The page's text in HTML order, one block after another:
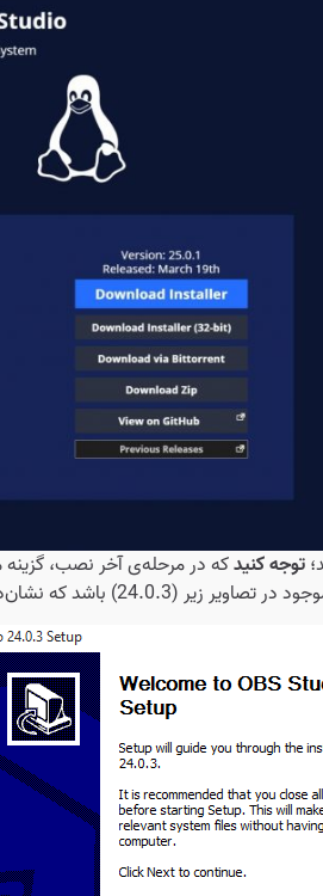
توجه کنید
جدیدتر بودن نرم‌افزار شماست و مشکلی ندارد.